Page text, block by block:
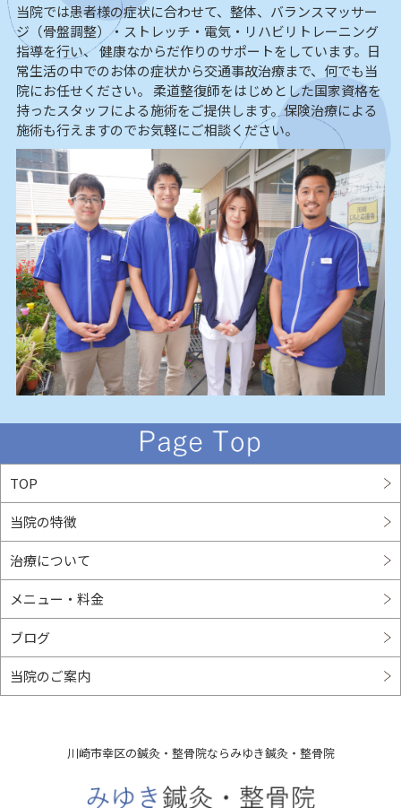
当院では患者様の症状に合わせて、整体、バランスマッサー
ジ（骨盤調整）・ストレッチ・電気・リハビリトレーニング
指導を行い、 健康なからだ作りのサポートをしています。日
常生活の中でのお体の症状から交通事故治療まで、何でも当
院にお任せください。 柔道整復師をはじめとした国家資格を
持ったスタッフによる施術をご提供します。保険治療による
施術も行えますのでお気軽にご相談ください。
TOP
当院の特徴
治療について
メニュー・料金
ブログ
当院のご案内
川崎市幸区の鍼灸・整骨院ならみゆき鍼灸・整骨院